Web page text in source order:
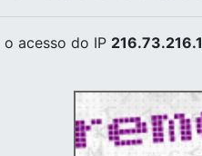
o acesso do IP